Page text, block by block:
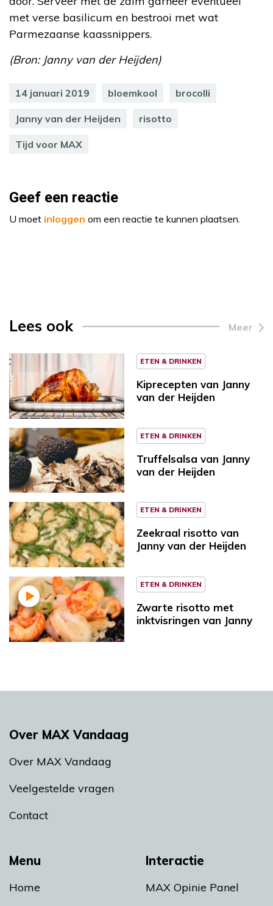
met verse basilicum en bestrooi met wat
Parmezaanse kaassnippers.
(Bron: Janny van der Heijden)
14 januari 2019 bloemkool brocolli
Janny van der Heijden risotto
Tijd voor MAX
Geef een reactie
U moet inloggen om een reactie te kunnen plaatsen.
Lees ook Meer
ETEN & DRINKEN
Kiprecepten van Janny
van der Heijden
ETEN & DRINKEN
Truffelsalsa van Janny
van der Heijden
ETEN & DRINKEN
Zeekraal risotto van
Janny van der Heijden
ETEN & DRINKEN
Zwarte risotto met
inktvisringen van Janny
Menu
Home
Interactie
MAX Opinie Panel
Over MAX Vandaag
Over MAX Vandaag
Veelgestelde vragen
Contact